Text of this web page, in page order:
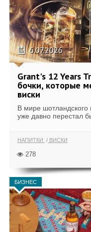
6.07.2026
Grant's 12 Years
бочки, которые
виски
В мире шотландского
уже давно перестал
НАПИТКИ ВИСКИ
278
БИЗНЕС